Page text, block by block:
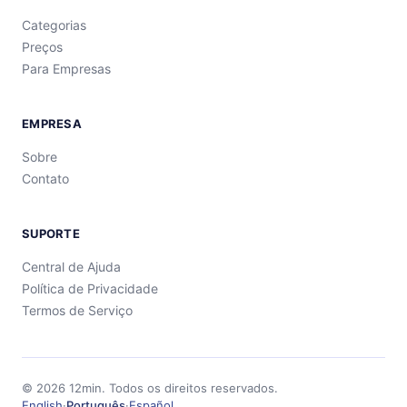
Categorias
Preços
Para Empresas
EMPRESA
Sobre
Contato
SUPORTE
Central de Ajuda
Política de Privacidade
Termos de Serviço
© 2026 12min. Todos os direitos reservados.